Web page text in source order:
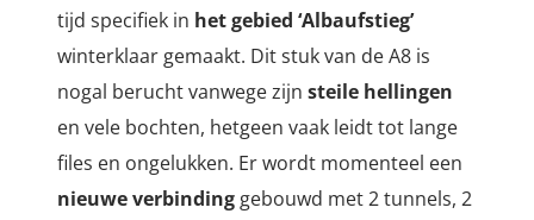
tijd specifiek in het gebied ‘Albaufstieg’
winterklaar gemaakt. Dit stuk van de A8 is
nogal beruchtvanwege zijn steile hellingen
en vele bochten, hetgeen vaak leidt tot lange
files en ongelukken. Er wordt momenteel een
nieuwe verbinding gebouwd met 2 tunnels, 2